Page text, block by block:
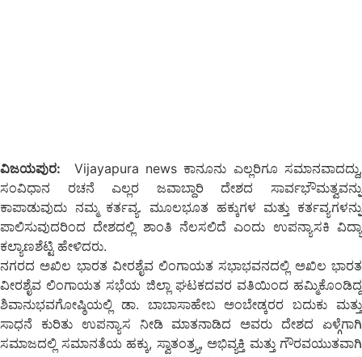
ವಿಜಯಪುರ: Vijayapura news ಕಾನೂನು ಎಲ್ಲರಿಗೂ ಸಮಾನವಾದದ್ದು,
ಸಂವಿಧಾನ ರಚನೆ ಎಲ್ಲರ ಜವಾಬ್ದಾರಿ ದೇಶದ ಸಾರ್ವಭೌಮತ್ವವನ್ನು
ಕಾಪಾಡುವುದು ನಮ್ಮ ಕರ್ತವ್ಯ. ಮೂಲಭೂತ ಹಕ್ಕುಗಳ ಮತ್ತು ಕರ್ತವ್ಯಗಳನ್ನು
ಪಾಲಿಸುವುದರಿಂದ ದೇಶದಲ್ಲಿ ಶಾಂತಿ ನೆಲಸಲಿದೆ ಎಂದು ಉಪನ್ಯಾಸಕಿ ವಿದ್ಯಾ
ಕಲ್ಯಾಣಶೆಟ್ಟಿ ಹೇಳಿದರು.
ನಗರದ ಅಖಿಲ ಭಾರತ ವೀರಶೈವ ಲಿಂಗಾಯತ ಸಭಾಭವನದಲ್ಲಿ ಅಖಿಲ ಭಾರತ
ವೀರಶೈವ ಲಿಂಗಾಯತ ಸಭೆಯ ಜಿಲ್ಲಾ ಘಟಕದವರ ವತಿಯಿಂದ ಹಮ್ಮಿಕೊಂಡಿದ್ದ
ಶಿವಾನುಭವಗೋಷ್ಠಿಯಲ್ಲಿ ಡಾ. ಬಾಬಾಸಾಹೇಬ ಅಂಬೇಡ್ಕರರ ಬದುಕು ಮತ್ತು
ಸಾಧನೆ ಕುರಿತು ಉಪನ್ಯಾಸ ನೀಡಿ ಮಾತನಾಡಿದ ಅವರು ದೇಶದ ಏಳ್ಗೆಗಾಗಿ
ಸಮಾಜದಲ್ಲಿ ಸಮಾನತೆಯ ಹಕ್ಕು, ಸ್ವಾತಂತ್ರ್ಯ, ಅಭಿವ್ಯಕ್ತಿ ಮತ್ತು ಗೌರವಯುತವಾಗಿ